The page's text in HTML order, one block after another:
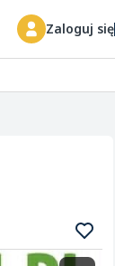
Zaloguj się